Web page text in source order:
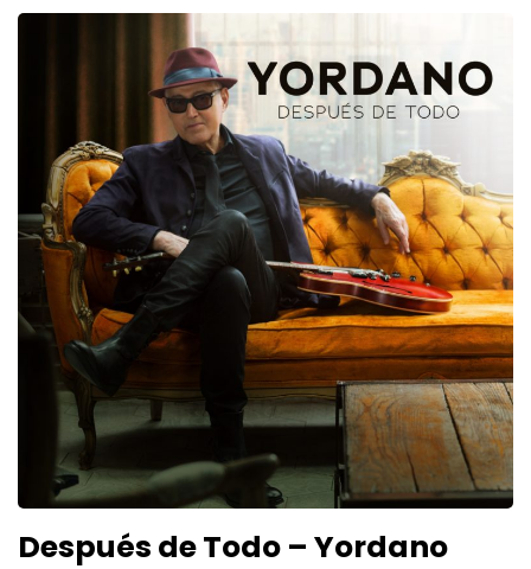
Después de Todo – Yordano